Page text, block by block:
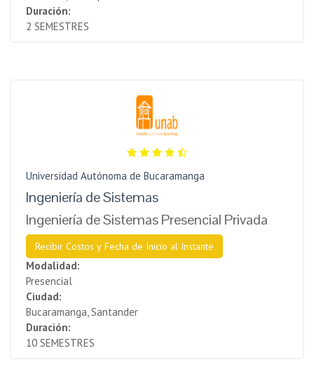
Duración:
2 SEMESTRES
Universidad Autónoma de Bucaramanga
Ingeniería de Sistemas
Ingeniería de Sistemas Presencial Privada
Recibir Costos y Fecha de Inicio al Instante
Modalidad:
Presencial
Ciudad:
Bucaramanga, Santander
Duración:
10 SEMESTRES